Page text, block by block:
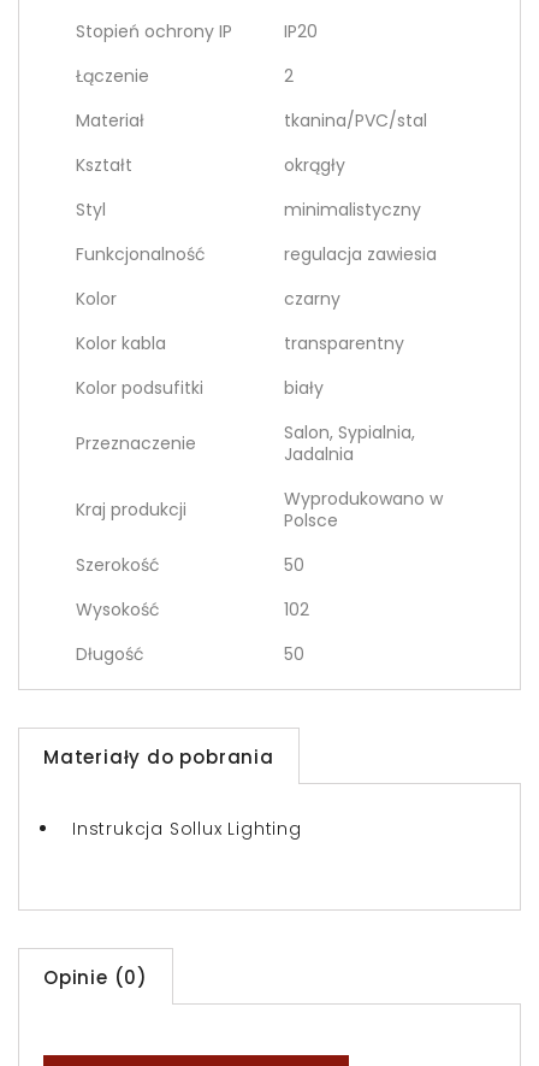
Stopień ochrony IP
IP20
Łączenie
2
Materiał
tkanina/PVC/stal
Kształt
okrągły
Styl
minimalistyczny
Funkcjonalność
regulacja zawiesia
Kolor
czarny
Kolor kabla
transparentny
Kolor podsufitki
biały
Przeznaczenie
Salon, Sypialnia,
Jadalnia
Kraj produkcji
Wyprodukowano w
Polsce
Szerokość
50
Wysokość
102
Długość
50
Materiały do pobrania
Instrukcja Sollux Lighting
Opinie (0)